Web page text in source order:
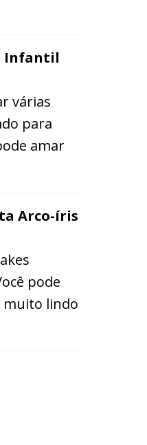
Infantil
várias
para
amar
Arco-íris
pode
muito lindo